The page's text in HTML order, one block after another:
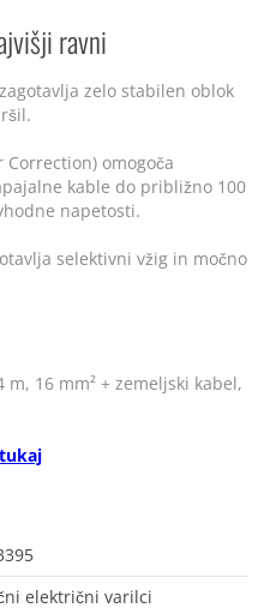
ravni
zelo stabilen oblok
Correction) omogoča
kable do približno 100
napetosti.
selektivni vžig in močno
16 mm² + zemeljski kabel,
tukaj
električni varilci